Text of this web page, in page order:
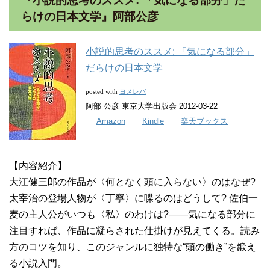
らけの日本文学』阿部公彦
小説的思考のススメ: 「気になる部分」
だらけの日本文学
posted with ヨメレバ
阿部 公彦 東京大学出版会 2012-03-22
Amazon
Kindle 楽天ブックス
【内容紹介】
大江健三郎の作品が〈何となく頭に入らない〉のはなぜ?
太宰治の登場人物が〈丁寧〉に喋るのはどうして? 佐伯一
麦の主人公がいつも〈私〉のわけは?――気になる部分に
注目すれば、作品に凝らされた仕掛けが見えてくる。読み
方のコツを知り、このジャンルに独特な“頭の働き”を鍛え
る小説入門。